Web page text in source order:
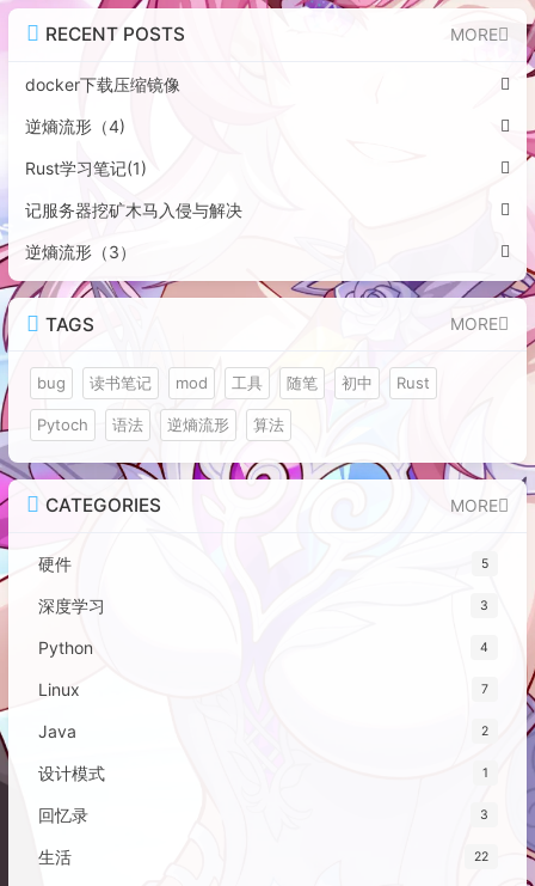
RECENT POSTS MORE
docker下载压缩镜像
逆熵流形（4)
Rust学习笔记(1)
记服务器挖矿木马入侵与解决
逆熵流形（3）
TAGS MORE
bug 读书笔记 mod 工具 随笔 初中 Rust
Pytoch 语法 逆熵流形 算法
CATEGORIES MORE
硬件 5
深度学习 3
Python 4
Linux 7
Java 2
设计模式 1
回忆录 3
生活 22